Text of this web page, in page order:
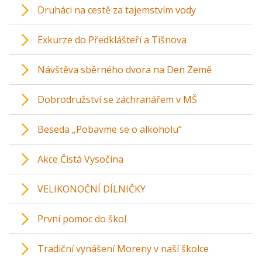
Druháci na cestě za tajemstvím vody
Exkurze do Předklášteří a Tišnova
Návštěva sběrného dvora na Den Země
Dobrodružství se záchranářem v MŠ
Beseda „Pobavme se o alkoholu“
Akce Čistá Vysočina
VELIKONOČNÍ DÍLNIČKY
První pomoc do škol
Tradiční vynášení Moreny v naší školce